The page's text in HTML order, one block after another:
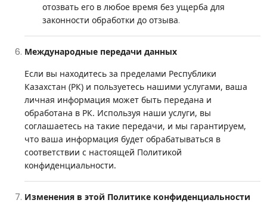
отозвать его в любое время без ущерба для
законности обработки до отзыва.
Международные передачи данных
Если вы находитесь за пределами Республики
Казахстан (РК) и пользуетесь нашими услугами, ваша
личная информация может быть передана и
обработана в РК. Используя наши услуги, вы
соглашаетесь на такие передачи, и мы гарантируем,
что ваша информация будет обрабатываться в
соответствии с настоящей Политикой
конфиденциальности.
Изменения в этой Политике конфиденциальности